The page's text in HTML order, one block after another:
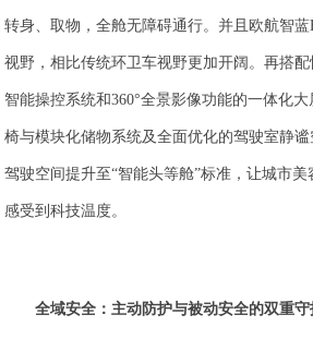
转身、取物，全舱无障碍通行。并且欧航智
视野，相比传统环卫车视野更加开阔。再搭
智能操控系统和360°全景影像功能的一体化
椅与模块化储物系统及全面优化的驾驶室静
驾驶空间提升至“智能头等舱”标准，让城市
感受到科技温度。
全域安全：主动防护与被动安全的双重守